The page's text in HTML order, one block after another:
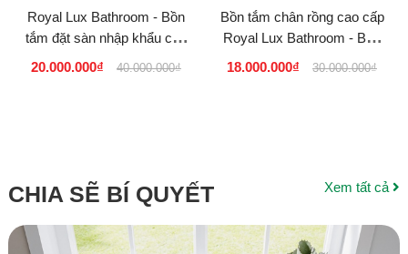
Royal Lux Bathroom - Bồn
tắm đặt sàn nhập khẩu cao
cấp
20.000.000₫ 40.000.000₫
Bồn tắm chân rồng cao cấp
Royal Lux Bathroom - Bồn
tắm nhập khẩu Chính Hãng
18.000.000₫ 30.000.000₫
CHIA SẼ BÍ QUYẾT Xem tất cả